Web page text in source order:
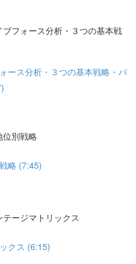
フォース分析・３つの基本戦
ース分析・３つの基本戦略・バ
別戦略
略 (7:45)
ージマトリックス
クス (6:15)